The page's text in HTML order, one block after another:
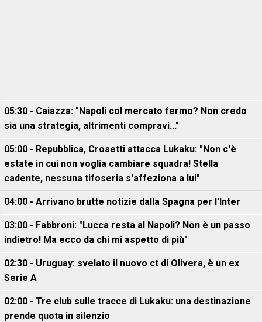
05:30 - Caiazza: "Napoli col mercato fermo? Non credo
sia una strategia, altrimenti compravi..."
05:00 - Repubblica, Crosetti attacca Lukaku: "Non c'è
estate in cui non voglia cambiare squadra! Stella
cadente, nessuna tifoseria s'affeziona a lui"
04:00 - Arrivano brutte notizie dalla Spagna per l'Inter
03:00 - Fabbroni: "Lucca resta al Napoli? Non è un passo
indietro! Ma ecco da chi mi aspetto di più"
02:30 - Uruguay: svelato il nuovo ct di Olivera, è un ex
Serie A
02:00 - Tre club sulle tracce di Lukaku: una destinazione
prende quota in silenzio